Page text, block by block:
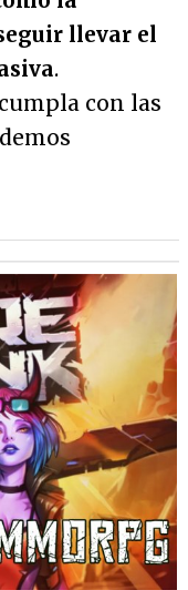
llevar el
.
con las